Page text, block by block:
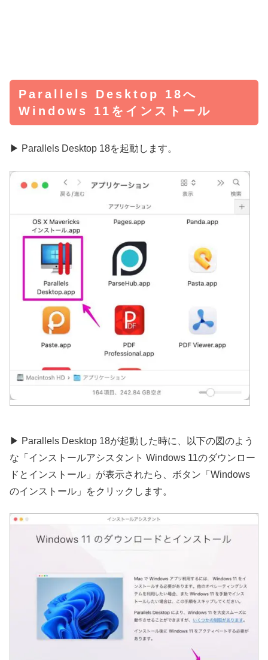
Parallels Desktop 18へ
Windows 11をインストール
▶ Parallels Desktop 18を起動します。
▶︎ Parallels Desktop 18が起動した時に、以下の図のよう
な「インストールアシスタント Windows 11のダウンロー
ドとインストール」が表示されたら、ボタン「Windows
のインストール」をクリックします。